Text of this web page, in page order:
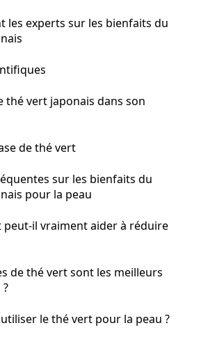
les experts sur les bienfaits du
thé vert japonais dans son
de thé vert
sur les bienfaits du
pour la peau
peut-il vraiment aider à réduire
de thé vert sont les meilleurs
le thé vert pour la peau ?